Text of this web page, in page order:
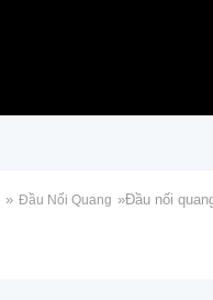
» Đầu Nối Quang »Đầu nối